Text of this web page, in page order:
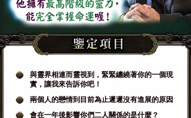
與靈界相連而靈視到，緊緊纏繞著你的一個現
實，讓我來告訴你吧！
兩個人的戀情到目前為止遲遲沒有進展的原因
會在一年後影響你們二人關係的是什麼？